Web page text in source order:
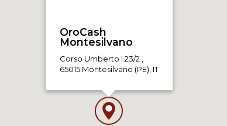
OroCash
Corso Umberto I 23/2 ,
65015 Montesilvano (PE), IT